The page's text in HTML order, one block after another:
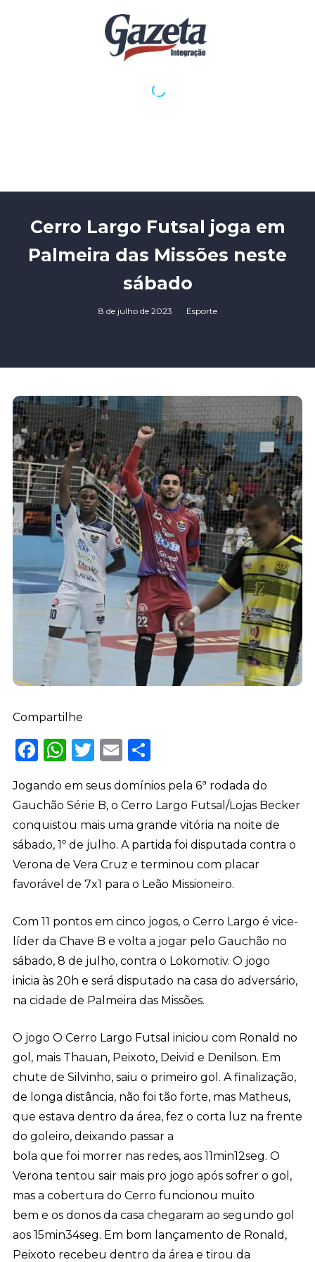
Cerro Largo Futsal joga em
Palmeira das Missões neste
sábado
8 de julho de 2023 Esporte
Compartilhe
Facebook
WhatsApp
Twitter
EmailShare
Jogando em seus domínios pela 6ª rodada do
Gauchão Série B, o Cerro Largo Futsal/Lojas Becker
conquistou mais uma grande vitória na noite de
sábado, 1º de julho. A partida foi disputada contra o
Verona de Vera Cruz e terminou com placar
favorável de 7x1 para o Leão Missioneiro.
Com 11 pontos em cinco jogos, o Cerro Largo é vice-
líder da Chave B e volta a jogar pelo Gauchão no
sábado, 8 de julho, contra o Lokomotiv. O jogo
inicia às 20h e será disputado na casa do adversário,
na cidade de Palmeira das Missões.
O jogo O Cerro Largo Futsal iniciou com Ronald no
gol, mais Thauan, Peixoto, Deivid e Denilson. Em
chute de Silvinho, saiu o primeiro gol. A finalização,
de longa distância, não foi tão forte, mas Matheus,
que estava dentro da área, fez o corta luz na frente
do goleiro, deixando passar a
bola que foi morrer nas redes, aos 11min12seg. O
Verona tentou sair mais pro jogo após sofrer o gol,
mas a cobertura do Cerro funcionou muito
bem e os donos da casa chegaram ao segundo gol
aos 15min34seg. Em bom lançamento de Ronald,
Peixoto recebeu dentro da área e tirou da